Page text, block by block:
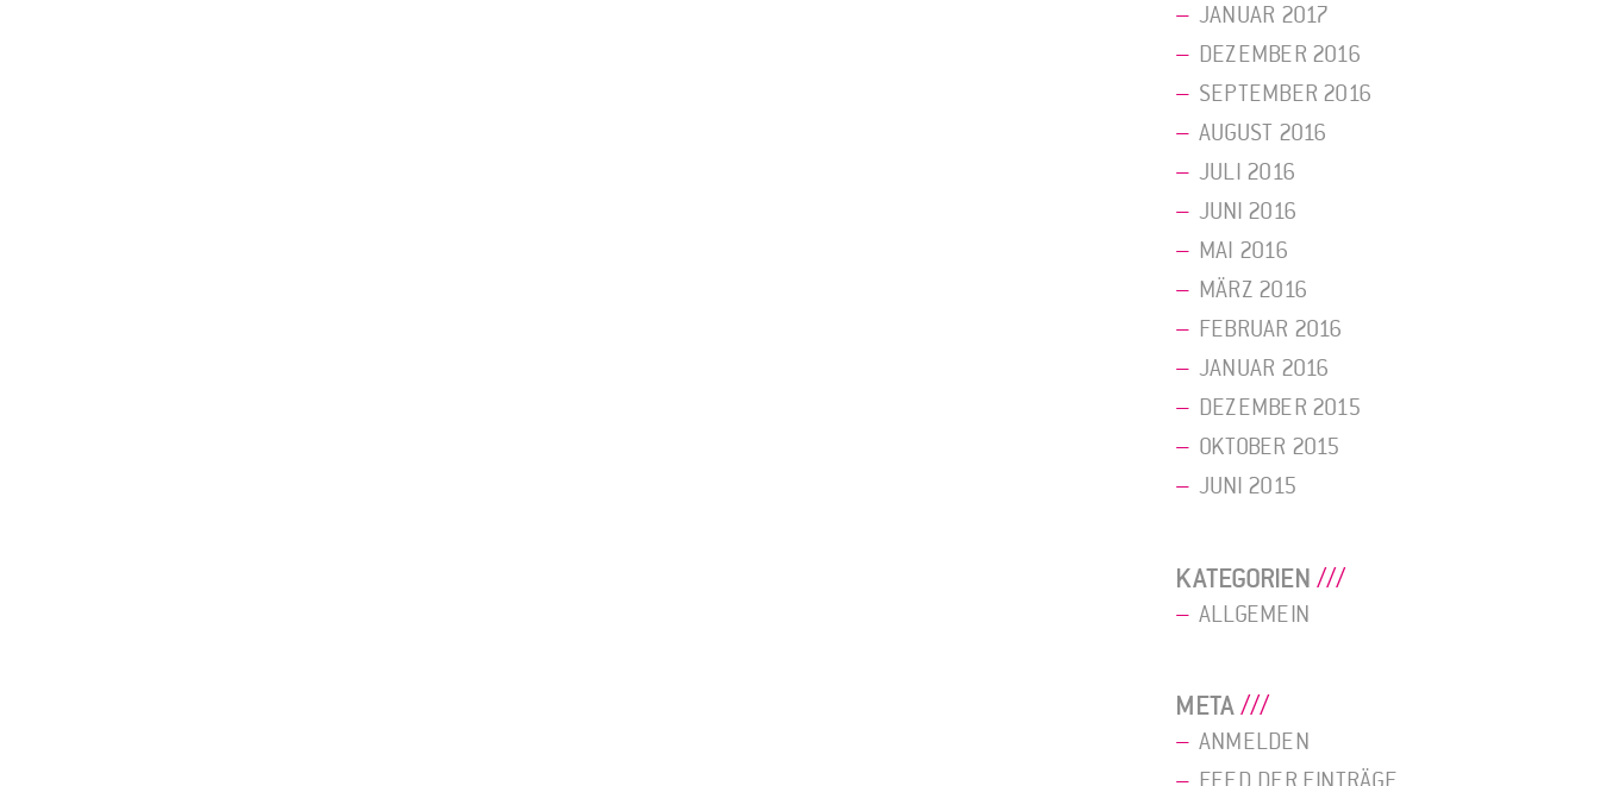
JANUAR 2017
DEZEMBER 2016
SEPTEMBER 2016
AUGUST 2016
JULI 2016
JUNI 2016
MAI 2016
MÄRZ 2016
FEBRUAR 2016
JANUAR 2016
DEZEMBER 2015
OKTOBER 2015
JUNI 2015
KATEGORIEN
ALLGEMEIN
META
ANMELDEN